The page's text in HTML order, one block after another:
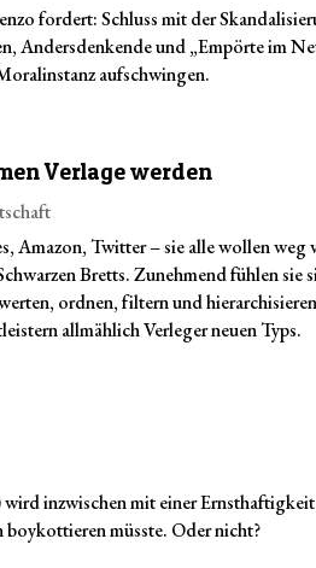
fordert: Schluss mit der
Andersdenkende und „Empörte im
aufschwingen.
Verlage werden
Amazon, Twitter – sie alle wollen weg
Bretts. Zunehmend fühlen sie
ordnen, filtern und
allmählich Verleger neuen Typs.
inzwischen mit einer Ernsthaftigkeit
boykottieren müsste. Oder nicht?